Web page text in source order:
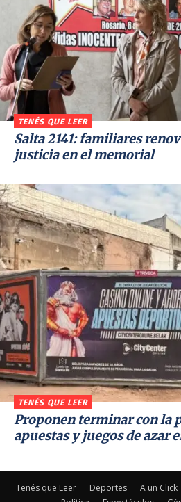
TENÉS QUE LEER
Salta 2141: familiares
justicia en el memorial
TENÉS QUE LEER
Proponen terminar con la
apuestas y juegos de azar
Tenés que Leer Deportes A un Click